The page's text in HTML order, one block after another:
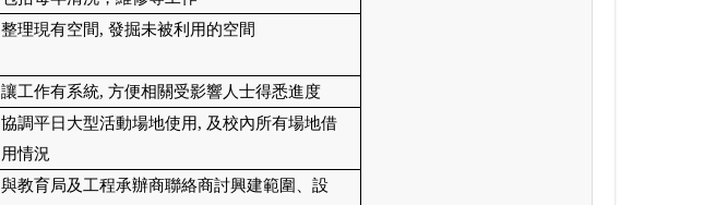
整理現有空間, 發掘未被利用的空間
讓工作有系統, 方便相關受影響人士得悉進度
協調平日大型活動場地使用, 及校內所有場地借
用情況
與教育局及工程承辦商聯絡商討興建範圍、設